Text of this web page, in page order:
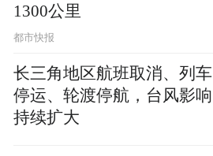
1300公里
都市快报
长三角地区航班取消、列车
停运、轮渡停航，台风影响
持续扩大